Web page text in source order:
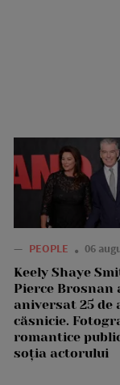
— PEOPLE 06
Keely Shaye
Pierce Brosnan
aniversat 25 de
căsnicie.
romantice
soția actorului